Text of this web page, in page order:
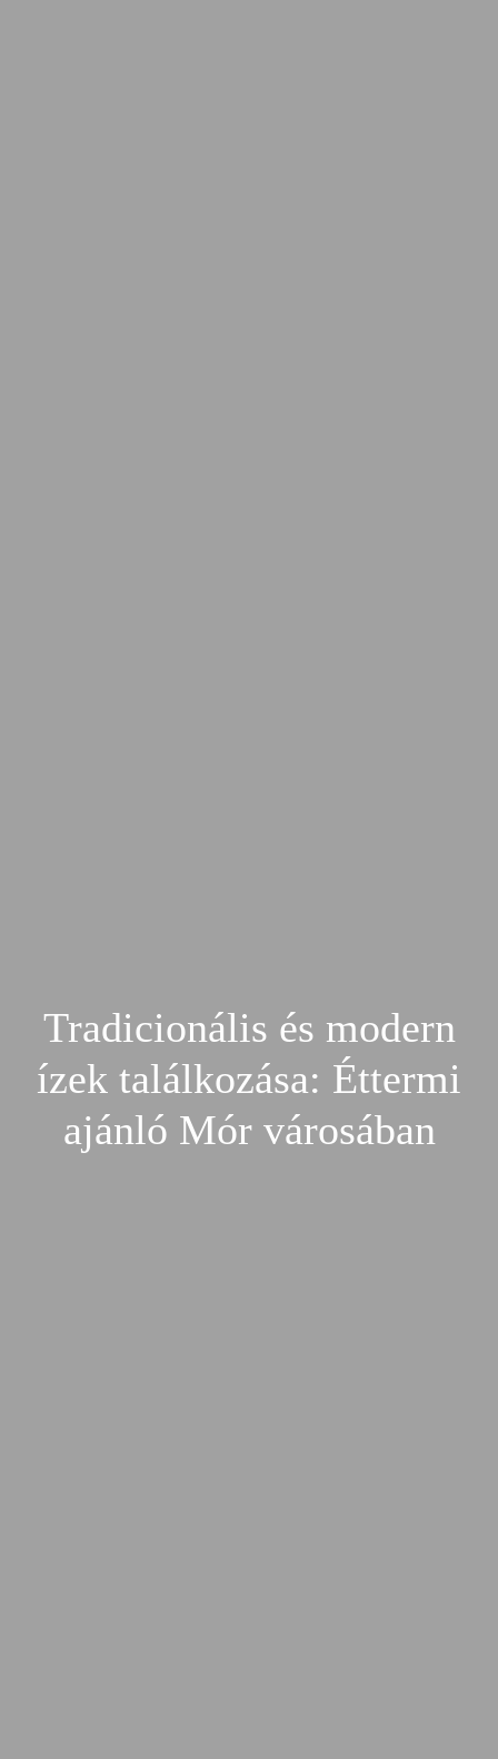
Tradicionális és modern
ízek találkozása: Éttermi
ajánló Mór városában